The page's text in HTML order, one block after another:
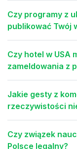
Czy programy z
publikować Twój
Czy hotel w USA
zameldowania z
Jakie gesty z
rzeczywistości
Czy związek
Polsce legalny?